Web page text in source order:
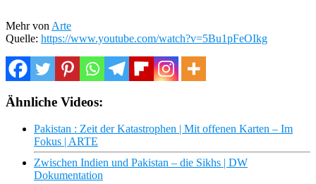
Mehr von Arte
Quelle: https://www.youtube.com/watch?v=5Bu1pFeOIkg
Ähnliche Videos:
Pakistan : Zeit der Katastrophen | Mit offenen Karten – Im
Fokus | ARTE
Zwischen Indien und Pakistan – die Sikhs | DW
Dokumentation